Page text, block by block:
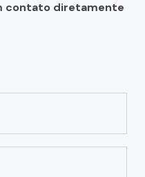
contato diretamente